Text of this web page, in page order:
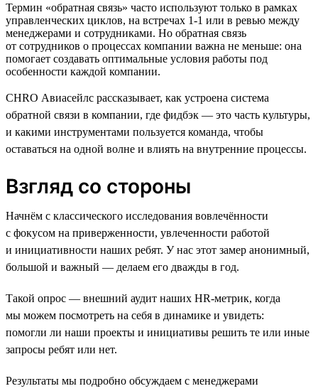
Термин «обратная связь» часто используют только в рамках
управленческих циклов, на встречах 1-1 или в ревью между
менеджерами и сотрудниками. Но обратная связь
от сотрудников о процессах компании важна не меньше: она
помогает создавать оптимальные условия работы под
особенности каждой компании.
CHRO Авиасейлс рассказывает, как устроена система
обратной связи в компании, где фидбэк — это часть культуры,
и какими инструментами пользуется команда, чтобы
оставаться на одной волне и влиять на внутренние процессы.
Взгляд со стороны
Начнём с классического исследования вовлечённости
с фокусом на приверженности, увлеченности работой
и инициативности наших ребят. У нас этот замер анонимный,
большой и важный — делаем его дважды в год.
Такой опрос — внешний аудит наших HR-метрик, когда
мы можем посмотреть на себя в динамике и увидеть:
помогли ли наши проекты и инициативы решить те или иные
запросы ребят или нет.
Результаты мы подробно обсуждаем с менеджерами